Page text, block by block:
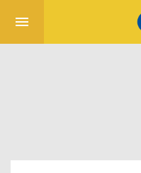
menu